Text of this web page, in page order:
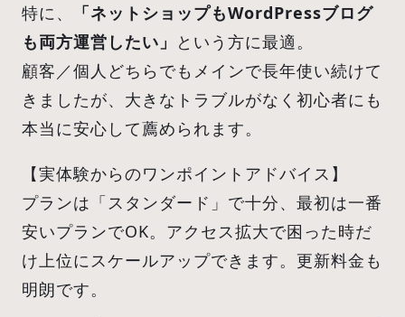
特に、
「ネットショップもWordPressブログ
も両方運営したい」 という方に最適。
顧客／個人どちらでもメインで長年使い続けて
きましたが、大きなトラブルがなく初心者にも
本当に安心して薦められます。
【実体験からのワンポイントアドバイス】
プランは「スタンダード」で十分、最初は一番
安いプランでOK。アクセス拡大で困った時だ
け上位にスケールアップできます。更新料金も
明朗です。